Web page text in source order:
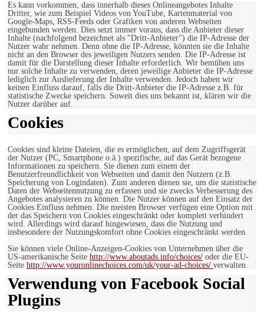
Es kann vorkommen, dass innerhalb dieses Onlineangebotes Inhalte
Dritter, wie zum Beispiel Videos von YouTube, Kartenmaterial von
Google-Maps, RSS-Feeds oder Grafiken von anderen Webseiten
eingebunden werden. Dies setzt immer voraus, dass die Anbieter dieser
Inhalte (nachfolgend bezeichnet als "Dritt-Anbieter") die IP-Adresse der
Nutzer wahr nehmen. Denn ohne die IP-Adresse, könnten sie die Inhalte
nicht an den Browser des jeweiligen Nutzers senden. Die IP-Adresse ist
damit für die Darstellung dieser Inhalte erforderlich. Wir bemühen uns
nur solche Inhalte zu verwenden, deren jeweilige Anbieter die IP-Adresse
lediglich zur Auslieferung der Inhalte verwenden. Jedoch haben wir
keinen Einfluss darauf, falls die Dritt-Anbieter die IP-Adresse z.B. für
statistische Zwecke speichern. Soweit dies uns bekannt ist, klären wir die
Nutzer darüber auf.
Cookies
Cookies sind kleine Dateien, die es ermöglichen, auf dem Zugriffsgerät
der Nutzer (PC, Smartphone o.ä.) spezifische, auf das Gerät bezogene
Informationen zu speichern. Sie dienen zum einem der
Benutzerfreundlichkeit von Webseiten und damit den Nutzern (z.B.
Speicherung von Logindaten). Zum anderen dienen sie, um die statistische
Daten der Webseitennutzung zu erfassen und sie zwecks Verbesserung des
Angebotes analysieren zu können. Die Nutzer können auf den Einsatz der
Cookies Einfluss nehmen. Die meisten Browser verfügen eine Option mit
der das Speichern von Cookies eingeschränkt oder komplett verhindert
wird. Allerdings wird darauf hingewiesen, dass die Nutzung und
insbesondere der Nutzungskomfort ohne Cookies eingeschränkt werden.
Sie können viele Online-Anzeigen-Cookies von Unternehmen über die
US-amerikanische Seite http://www.aboutads.info/choices/ oder die EU-
Seite http://www.youronlinechoices.com/uk/your-ad-choices/ verwalten.
Verwendung von Facebook Social
Plugins